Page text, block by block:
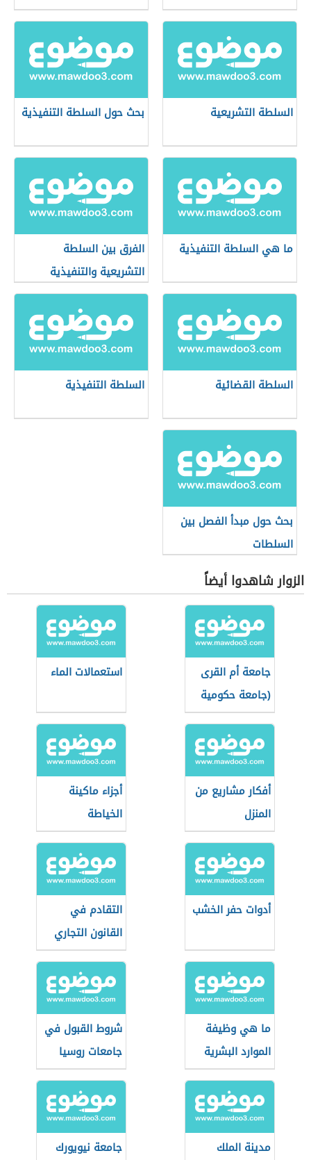
السلطة التشريعية بحث حول السلطة التنفيذية
ما هي السلطة التنفيذية
الفرق بين السلطة
التشريعية والتنفيذية
والقضائية
السلطة القضائية السلطة التنفيذية
بحث حول مبدأ الفصل بين
السلطات
الزوار شاهدوا أيضاً
جامعة أم القرى
(جامعة حكومية
في مكة)
استعمالات الماء
أفكار مشاريع من
المنزل
أجزاء ماكينة
الخياطة
أدوات حفر الخشب
التقادم في
القانون التجاري
ما هي وظيفة
الموارد البشرية
شروط القبول في
جامعات روسيا
مدينة الملك
جامعة نيويورك